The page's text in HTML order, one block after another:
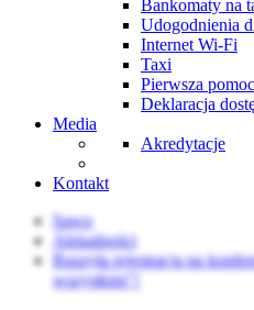
Bankomaty na
Udogodnienia
Internet Wi-Fi
Taxi
Pierwsza pomoc
Deklaracja
Media
Akredytacje
Kontakt
Sawo
Aktualności
Ruszyła rejestracja na
wszystkim"!